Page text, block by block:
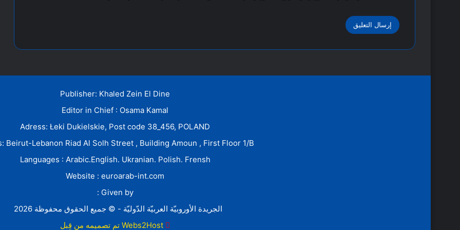
Publisher: Khaled Zein El Dine
Editor in Chief : Osama Kamal
Adress: Łeki Dukielskie, Post code 38_456, POLAND
Beirut-Lebanon Riad Al Solh Street , Building Amoun , First Floor 1/B
Languages : Arabic.English. Ukranian. Polish. Frensh
Website : euroarab-int.com
Given by :
الجريدة الأوروبيّة العربيّة الدّوليّة - © جميع الحقوق محفوظة 2026
Webs2Host تم تصميمه من قِبل